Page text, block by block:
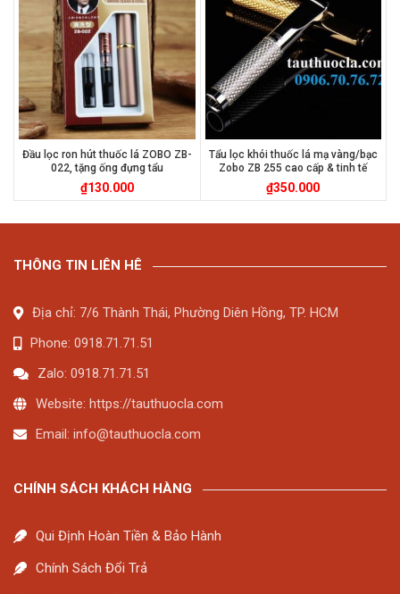
Đầu lọc ron hút thuốc lá ZOBO ZB-
022, tặng ống đựng tẩu
₫130.000
Tẩu lọc khói thuốc lá mạ vàng/bạc
Zobo ZB 255 cao cấp & tinh tế
₫350.000
THÔNG TIN LIÊN HÊ
Địa chỉ: 7/6 Thành Thái, Phường Diên Hồng, TP. HCM
Phone: 0918.71.71.51
Zalo: 0918.71.71.51
Website: https://tauthuocla.com
Email: info@tauthuocla.com
CHÍNH SÁCH KHÁCH HÀNG
Qui Định Hoàn Tiền & Bảo Hành
Chính Sách Đổi Trả